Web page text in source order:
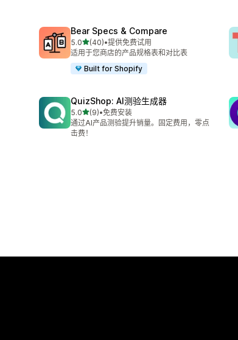
Bear Specs & Compare
5.0星（满分 5 星）
(40)
总共 40 条评论
•提供免费试用
适用于您商店的产品规格表和对比表
Built for Shopify
QuizShop: AI测验生成器
5.0星（满分 5 星）
(9)
总共 9 条评论
•免费安装
通过AI产品测验提升销量。固定费用，零点
击费！